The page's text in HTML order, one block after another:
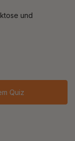
und
Quiz